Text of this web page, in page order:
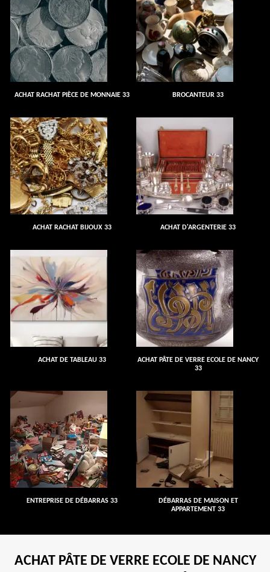
ACHAT RACHAT PIÈCE DE MONNAIE 33 BROCANTEUR 33
ACHAT RACHAT BIJOUX 33 ACHAT D'ARGENTERIE 33
ACHAT DE TABLEAU 33
ACHAT PÂTE DE VERRE ECOLE DE NANCY
33
ENTREPRISE DE DÉBARRAS 33
DÉBARRAS DE MAISON ET
APPARTEMENT 33
ACHAT PÂTE DE VERRE ECOLE DE NANCY